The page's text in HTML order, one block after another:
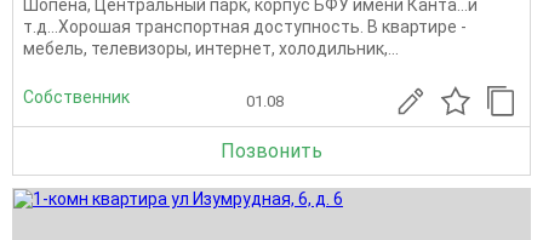
Шопена, Центральный парк, корпус БФУ имени Канта...и
т.д...Хорошая транспортная доступность. В квартире -
мебель, телевизоры, интернет, холодильник,...
Собственник 01.08
Позвонить